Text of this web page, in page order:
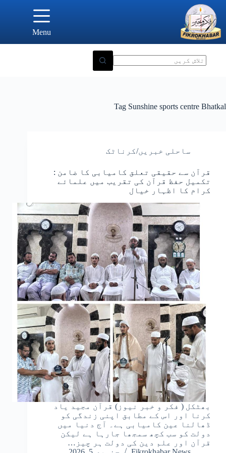
content
Menu
Tag Sunshine sports centre Bhatkal
ساحلی خبریں/کرناٹک
قرآن سے حقیقی تعلق کامیابی کا ضامن :
تکمیل حفظ قرآن کی تقریب میں علمائے
کرام کا اظہار خیال
بھٹکل ( فکر و خبر نیوز) قرآن مجید یاد
کرنا اور اس کے مطابق اپنی زندگی کو
ڈھالنا عین کامیابی ہے۔ آج دنیا میں
دولت کو سب کچھ سمجھا جارہا ہے لیکن
قرآن اور علم دین کی دولت ہر چیز…